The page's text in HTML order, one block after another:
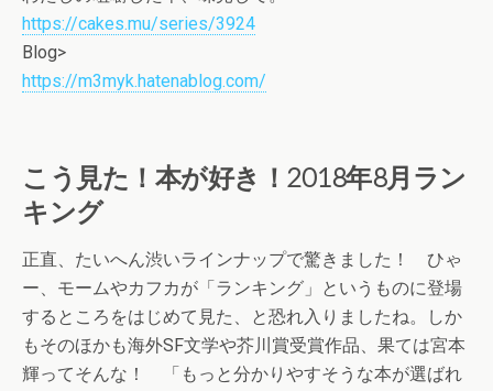
https://cakes.mu/series/3924
Blog>
https://m3myk.hatenablog.com/
こう見た！本が好き！2018年8月ラン
キング
正直、たいへん渋いラインナップで驚きました！ ひゃ
ー、モームやカフカが「ランキング」というものに登場
するところをはじめて見た、と恐れ入りましたね。しか
もそのほかも海外SF文学や芥川賞受賞作品、果ては宮本
輝ってそんな！ 「もっと分かりやすそうな本が選ばれ